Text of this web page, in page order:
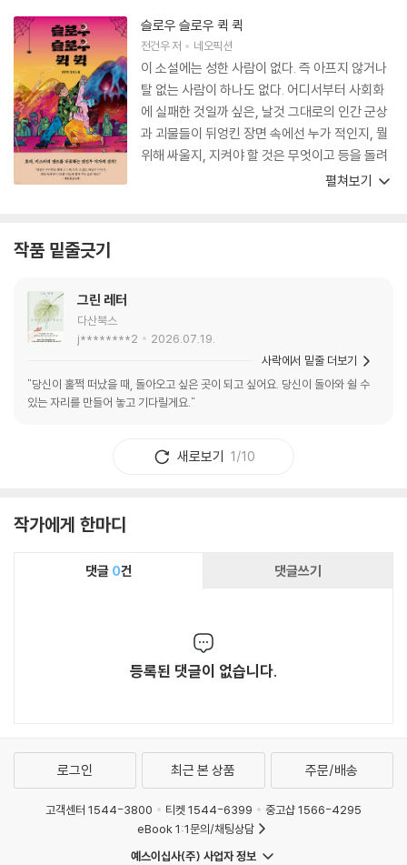
슬로우 슬로우 퀵 퀵
전건우저 네오픽션
이 소설에는 성한 사람이 없다. 즉 아프지 않거나
탈 없는 사람이 하나도 없다. 어디서부터 사회화
에 실패한 것일까 싶은, 날것 그대로의 인간 군상
과 괴물들이 뒤엉킨 장면 속에선 누가 적인지, 뭘
위해 싸울지, 지켜야 할 것은 무엇이고 등을 돌려
야 할 것은 무엇인지 어슴푸레해진다. 작품 속에
펼쳐보기
작품 밑줄긋기
그린 레터
다산북스
j********2
2026.07.19.
"당신이 훌쩍 떠났을 때, 돌아오고 싶은 곳이 되고 싶어요. 당신이 돌아와 쉴 수
있는 자리를 만들어 놓고 기다릴게요."
사락에서 밑줄 더보기
새로보기 1/10
작가에게 한마디
댓글 0건 댓글쓰기
등록된 댓글이 없습니다.
로그인 최근 본 상품 주문/배송
고객센터 1544-3800 티켓 1544-6399
중고샵 1566-4295
eBook 1:1문의/채팅상담
예스이십사(주) 사업자 정보